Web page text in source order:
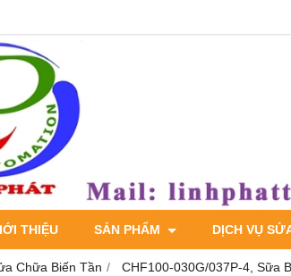
THIỆU SẢN PHẨM DỊCH VỤ
Chữa Biến Tần CHF100-030G/037P-4, Sữa